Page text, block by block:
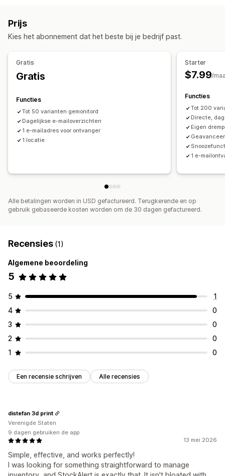
Aanpassing
Meldingsinstellingen
Voorraadteller
Voorraadrapporten
Voorraadtracking
Meerdere locaties
Voorraadaanvulling Meerdere kanalen
Meldingen bij lage voorraad
Meldingen bij niet op voorraad
Waarschuwingen bij drempelwaarde
E-mailmeldingen
Analytics
Prijs
Kies het abonnement dat het beste bij je bedrijf past.
Gratis
Gratis
Functies
Tot 50 varianten gemonitord
Dagelijkse e-mailoverzichten
1 e-mailadres voor ontvanger
1 locatie
Starter
$7.99/
Functies
Tot 200
Directe,
Eigen
1 e-
Alle betalingen worden in USD gefactureerd. Terugkerende en op
gebruik gebaseerde kosten worden om de 30 dagen gefactureerd.
Recensies (1)
Algemene beoordeling
5
5
1
4
0
3
0
2
0
1
0
Een recensie schrijven Alle recensies
13 mei 2026
Simple, effective, and works perfectly!
I was looking for something straightforward to manage
distefan 3d print
Verenigde Staten
9 dagen gebruiken de app